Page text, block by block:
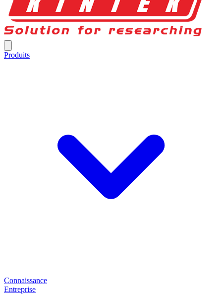
Produits
Connaissance
Entreprise